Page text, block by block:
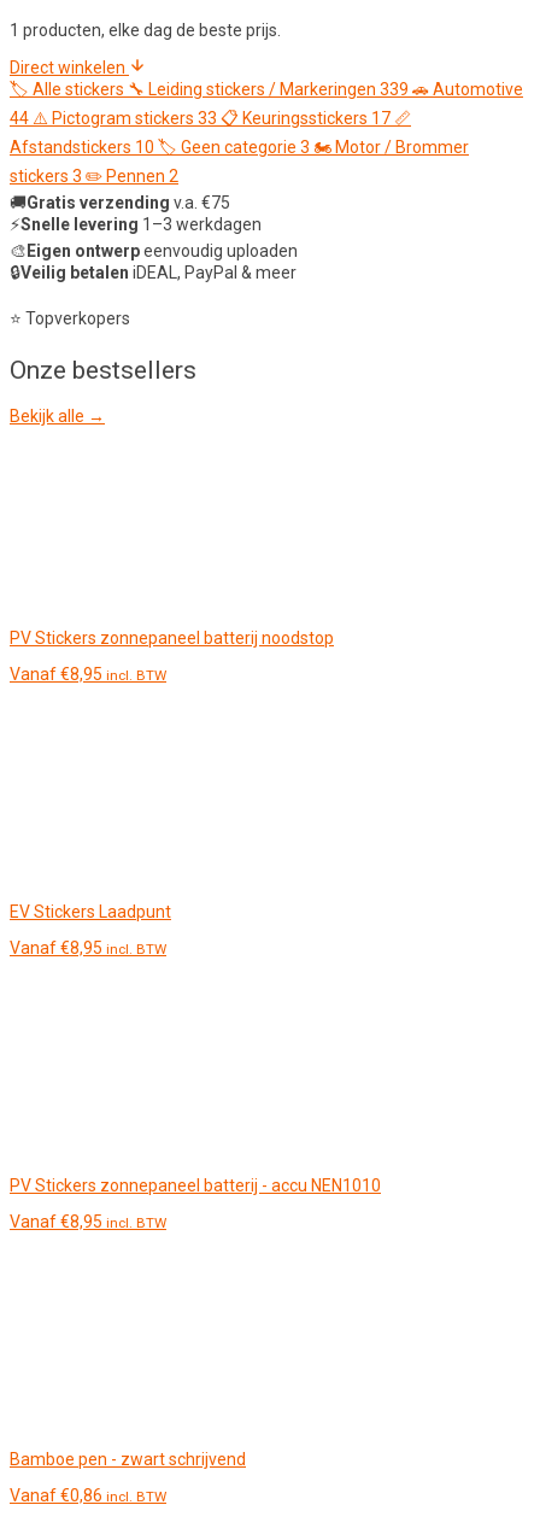
1 producten, elke dag de beste prijs.
Direct winkelen
🏷️ Alle stickers 🔧 Leiding stickers / Markeringen 339 🚗Automotive
44 ⚠️ Pictogram stickers 33 📋 Keuringsstickers 17 📏
Afstandstickers 10 🏷️ Geen categorie 3 🏍️ Motor / Brommer
stickers 3 ✏️ Pennen 2
🚚Gratis verzending v.a. €75
⚡Snelle levering 1–3 werkdagen
🎨 Eigen ontwerpeenvoudig uploaden
🔒Veilig betalen iDEAL, PayPal & meer
⭐ Topverkopers
Onze bestsellers
Bekijk alle →
PV Stickers zonnepaneel batterij noodstop
Vanaf€8,95 incl. BTW
EV Stickers Laadpunt
Vanaf€8,95 incl. BTW
PV Stickers zonnepaneel batterij - accu NEN1010
Vanaf€8,95 incl. BTW
Bamboe pen - zwart schrijvend
Vanaf€0,86 incl. BTW